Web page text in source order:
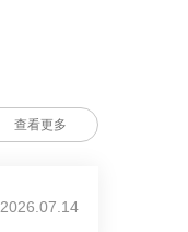
查看更多
2026.07.14